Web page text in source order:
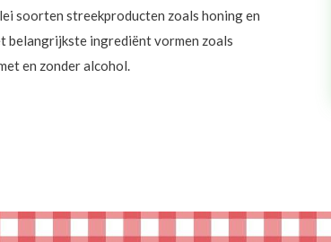
soorten streekproducten zoals honing en
belangrijkste ingrediënt vormen zoals
en zonder alcohol.